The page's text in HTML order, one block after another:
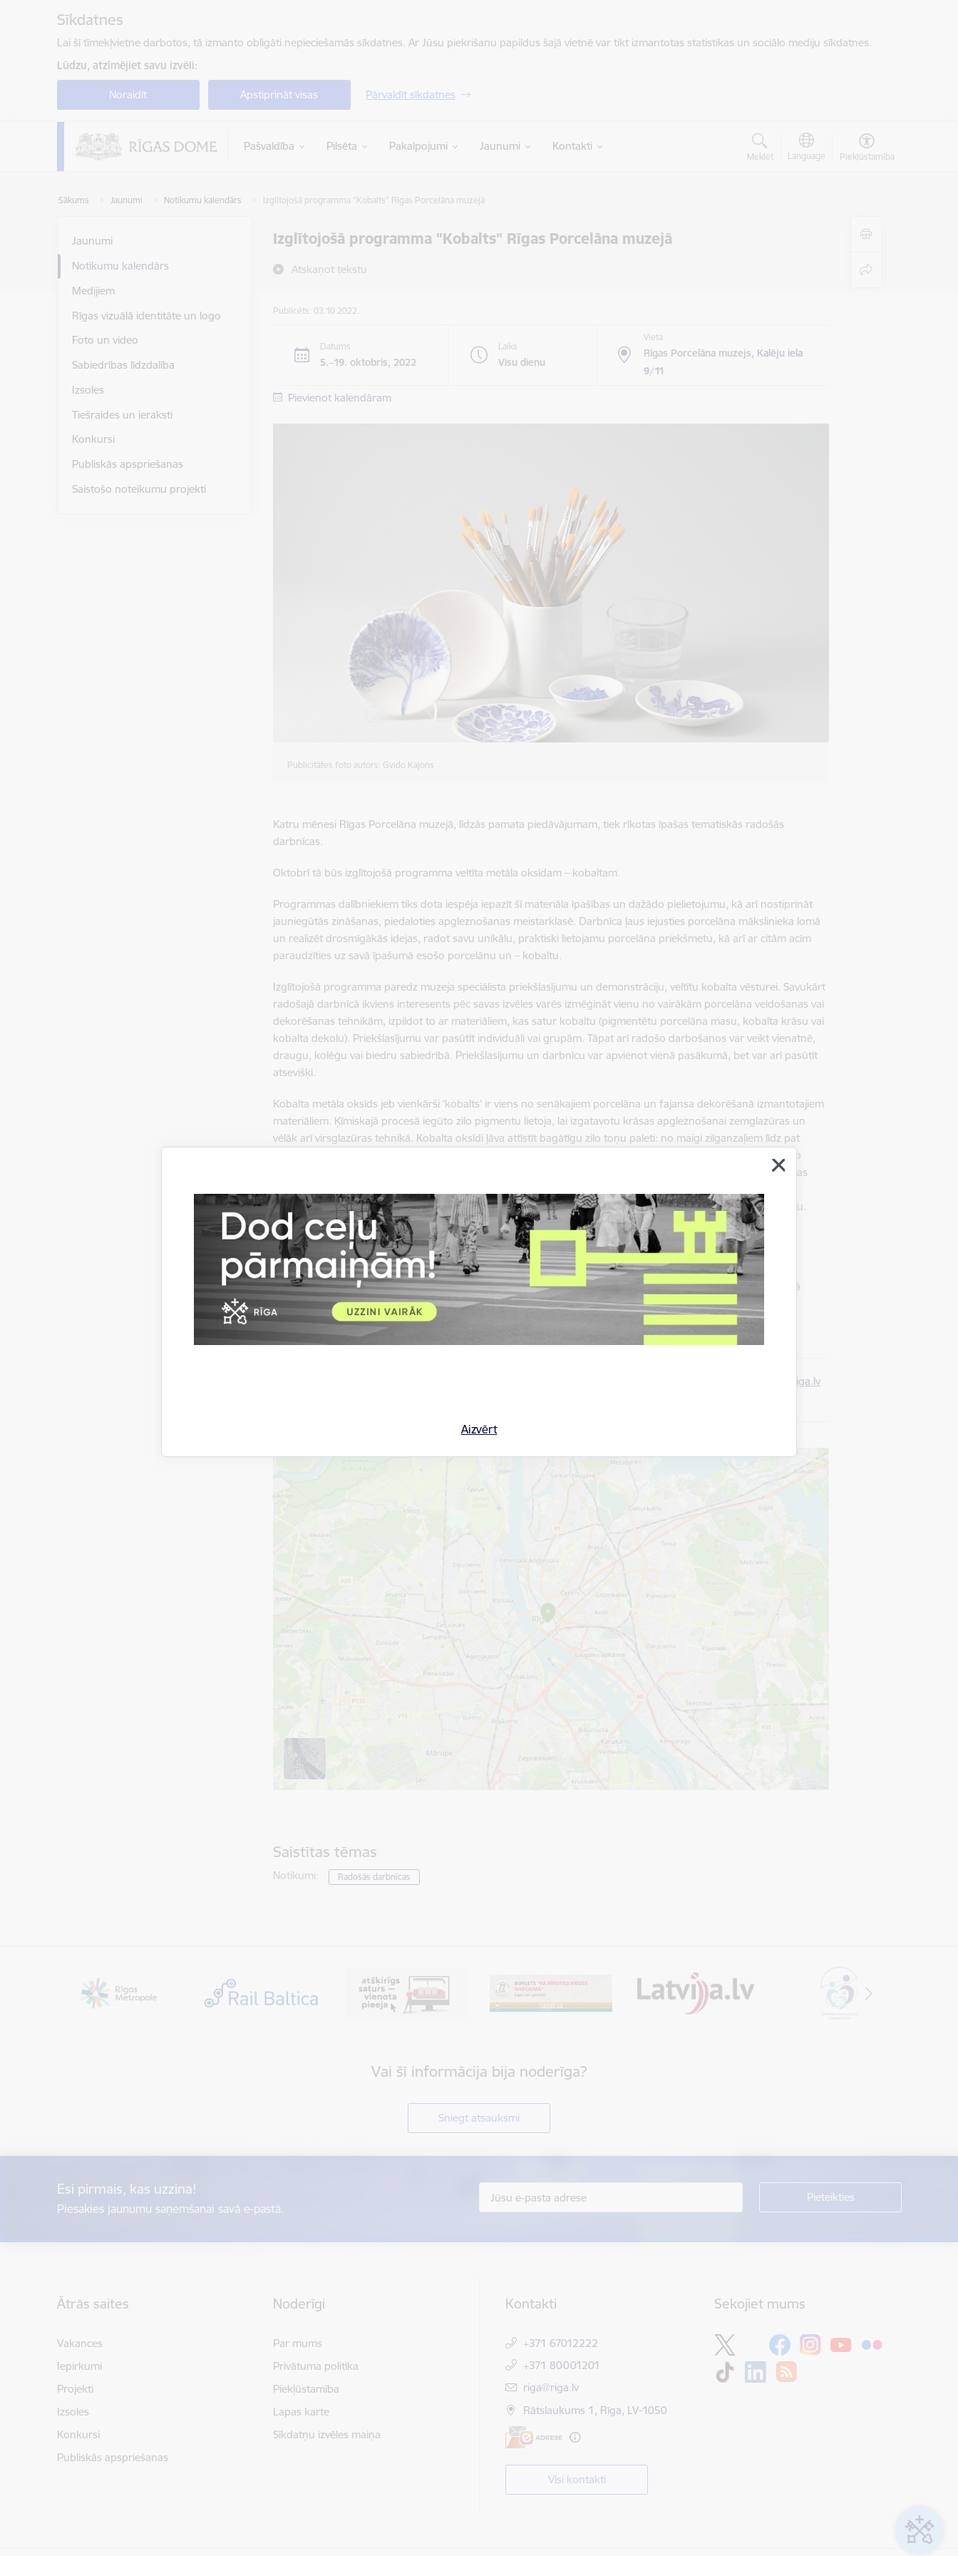
Sīkdatnes
Lai šī tīmekļvietne darbotos, tā izmanto obligāti nepieciešamās sīkdatnes. Ar Jūsu piekrišanu papildus šajā vietnē var tikt izmantotas statistikas un sociālo mediju sīkdatnes.
Lūdzu, atzīmējiet savu izvēli:
Noraidīt Apstiprināt visas Pārvaldīt sīkdatnes
Pašvaldība Pilsēta Pakalpojumi Jaunumi Kontakti
Meklēt Language Piekļūstamība
Sākums Jaunumi Notikumu kalendārs Izglītojošā programma "Kobalts" Rīgas Porcelāna muzejā
Izglītojošā programma "Kobalts" Rīgas Porcelāna muzejā
Atskaņot tekstu
Aizvērt
Jaunumi
Notikumu kalendārs
Medijiem
Rīgas vizuālā identitāte un logo
Foto un video
Sabiedrības līdzdalība
Izsoles
Tiešraides un ieraksti
Konkursi
Publiskās apspriešanas
Saistošo noteikumu projekti
Publicēts: 03.10.2022.
Datums
5.–19. oktobris, 2022
Laiks
Visu dienu
Vieta
Rīgas Porcelāna muzejs, Kalēju iela
9/11
Pievienot kalendāram
Publicitātes foto autors: Gvido Kajons
Katru mēnesi Rīgas Porcelāna muzejā, līdzās pamata piedāvājumam, tiek rīkotas īpašas tematiskās radošās
darbnīcas.
Oktobrī tā būs izglītojošā programma veltīta metāla oksīdam – kobaltam.
Programmas dalībniekiem tiks dota iespēja iepazīt šī materiāla īpašības un dažādo pielietojumu, kā arī nostiprināt
jauniegūtās zināšanas, piedaloties apgleznošanas meistarklasē. Darbnīca ļaus iejusties porcelāna mākslinieka lomā
un realizēt drosmīgākās idejas, radot savu unikālu, praktiski lietojamu porcelāna priekšmetu, kā arī ar citām acīm
paraudzīties uz savā īpašumā esošo porcelānu un – kobaltu.
Izglītojošā programma paredz muzeja speciālista priekšlasījumu un demonstrāciju, veltītu kobalta vēsturei. Savukārt
radošajā darbnīcā ikviens interesents pēc savas izvēles varēs izmēģināt vienu no vairākām porcelāna veidošanas vai
dekorēšanas tehnikām, izpildot to ar materiāliem, kas satur kobaltu (pigmentētu porcelāna masu, kobalta krāsu vai
kobalta dekolu). Priekšlasījumu var pasūtīt individuāli vai grupām. Tāpat arī radošo darbošanos var veikt vienatnē,
draugu, kolēģu vai biedru sabiedrībā. Priekšlasījumu un darbnīcu var apvienot vienā pasākumā, bet var arī pasūtīt
atsevišķi.
Kobalta metāla oksīds jeb vienkārši ‘kobalts’ ir viens no senākajiem porcelāna un fajansa dekorēšanā izmantotajiem
materiāliem. Ķīmiskajā procesā iegūto zilo pigmentu lietoja, lai izgatavotu krāsas apgleznošanai zemglazūras un
vēlāk arī virsglazūras tehnikā. Kobalta oksīdi ļāva attīstīt bagātīgu zilo toņu paleti: no maigi zilganzaļiem līdz pat
piesātinātai zilimelniem. Dažādi vēsturiskie un politiskie notikumi veicināja porcelāna apriti un izplatīšanos starp
kontinentiem. Arī Eiropā veidojās porcelāna izstrādājumu izgatavošanas centri, kuros tika izkoptas dekorēšanas
apgleznošanas vēstures senākie posmi asociējas tieši ar baltā porcelāna un zilā kobalta kontrastējošo salikumu.
Izglītojošo programmu vadīs Muzeja projektu vadītāja Maija Ņikitina, radošo darbnīcu -
muzejpedagoģes Astra Kaprāne un Rasa Jansone.
Izglītojošās programmas cena EUR 8.00 (latviešu valodā) un EUR 10.00 (svešvalodā). Dalība radošajā darbnīcā
sākot no EUR 5.10 līdz EUR 19.10 (atkarībā no izvēlētā priekšmeta un tehnikas).
Pakalpojums pieejams oktobrī, katru nedēļu no otrdienas līdz sestdienai.
maija.nikitina@riga.lv
Saistītas tēmas
Notikumi: Radošās darbnīcas
Vai šī informācija bija noderīga?
Sniegt atsauksmi
Esi pirmais, kas uzzina!
Piesakies jaunumu saņemšanai savā e-pastā.
Ātrās saites
Vakances
Iepirkumi
Projekti
Izsoles
Konkursi
Publiskās apspriešanas
Noderīgi
Par mums
Privātuma politika
Piekļūstamība
Lapas karte
Sīkdatņu izvēles maiņa
Kontakti
+371 67012222
+371 80001201
E-pasts:
riga@riga.lv
Rātslaukums 1, Rīga, LV-1050
Visi kontakti
Sekojiet mums